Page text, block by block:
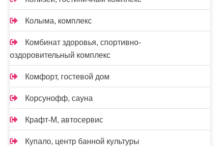
Колыма, комплекс
Комбинат здоровья, спортивно-
оздоровительный комплекс
Комфорт, гостевой дом
Корсунофф, сауна
Крафт-М, автосервис
Купало, центр банной культуры